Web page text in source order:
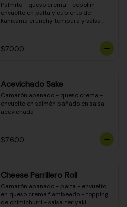
Palmito - queso crema - cebollín -
envuelto en palta y cubierto de
kanikama crunchy tempura y salsa
$7.000
Acevichado Sake
Camarón apanado - queso crema -
envuelto en salmón bañado en salsa
acevichada
$7.600
Cheese Parrillero Roll
Camarón apanado - palta - envuelto
en queso crema flambeado - topping
de chimichurri - salsa teriyaki